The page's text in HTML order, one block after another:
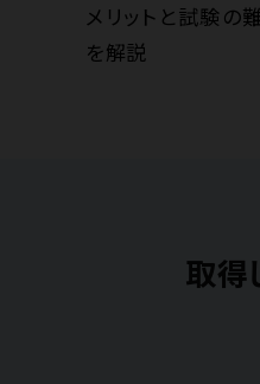
メリットと試験の
を解説
取得